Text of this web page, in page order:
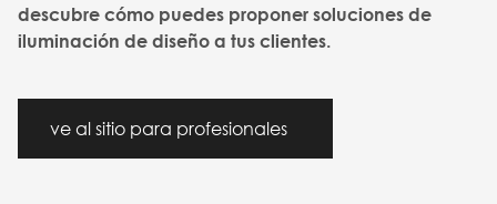
descubre cómo puedes proponer soluciones de
iluminación de diseño a tus clientes.
ve al sitio para profesionales